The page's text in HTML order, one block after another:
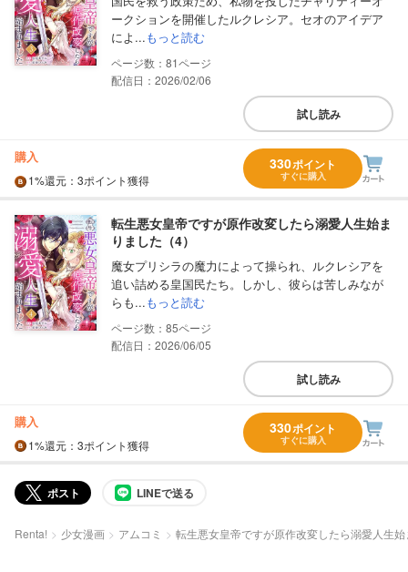
ークションを開催したルクレシア。セオのアイデア
によ...もっと読む
81
配信日：2026/02/06
試し読み
購入
1%還元 ：3ポイント獲得
330ポイント
すぐに購入
転生悪女皇帝ですが原作改変したら溺愛人生始ま
りました（4）
魔女プリシラの魔力によって操られ、ルクレシアを
追い詰める皇国民たち。しかし、彼らは苦しみなが
らも...もっと読む
85
配信日：2026/06/05
試し読み
購入
1%還元 ：3ポイント獲得
330ポイント
すぐに購入
ポスト LINEで送る
Renta! 少女漫画 アムコミ 転生悪女皇帝ですが原作改変したら溺愛人生